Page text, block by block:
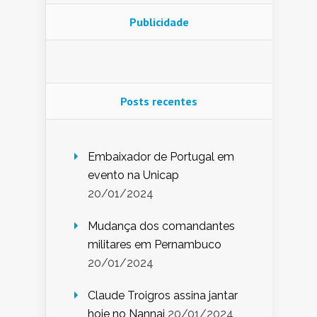
Publicidade
Posts recentes
Embaixador de Portugal em
evento na Unicap
20/01/2024
Mudança dos comandantes
militares em Pernambuco
20/01/2024
Claude Troigros assina jantar
hoje no Nannai 20/01/2024